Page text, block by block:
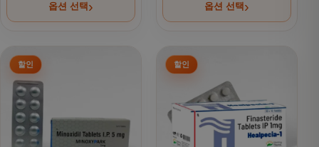
옵션 선택 옵션 선택
여러 상품 옵션이 이 상품에 있습니다. 상품 페이지에서 옵션
여러 상품 옵션이 이 상품에